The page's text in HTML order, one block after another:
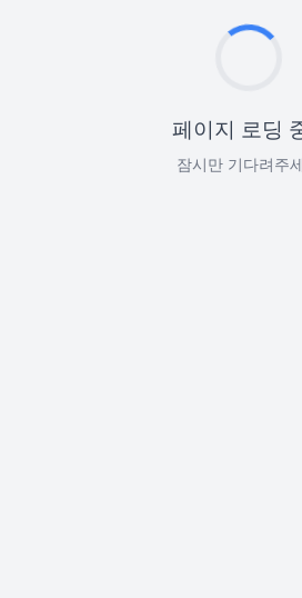
페이지 로딩
잠시만 기다려주